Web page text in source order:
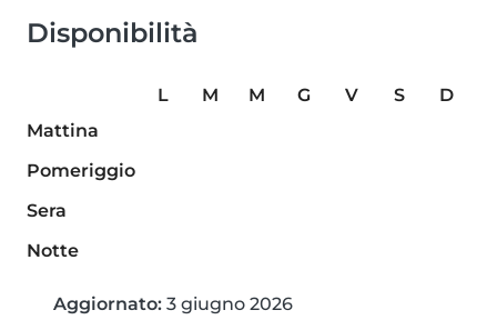
Disponibilità
L M M G V S
D
Mattina
Pomeriggio
Sera
Notte
Aggiornato: 3 giugno 2026